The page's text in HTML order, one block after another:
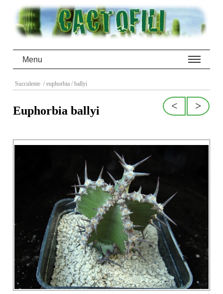
Menu
Succulente / euphorbia / ballyi
>
<
Euphorbia ballyi